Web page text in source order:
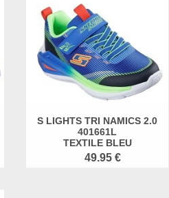
S LIGHTS TRI NAMICS 2.0
401661L
TEXTILE BLEU
49.95 €